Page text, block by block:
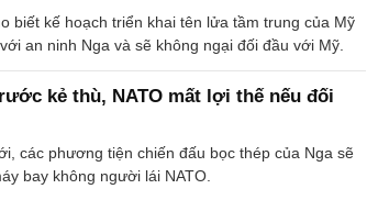
biết kế hoạch triển khai tên lửa tầm trung của Mỹ
an ninh Nga và sẽ không ngại đối đầu với Mỹ.
kẻ thù, NATO mất lợi thế nếu đối
các phương tiện chiến đấu bọc thép của Nga sẽ
bay không người lái NATO.